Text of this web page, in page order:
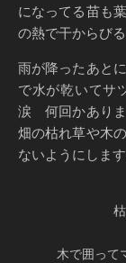
になってる苗も
の熱で干からび
雨が降ったあと
で水が乾いてサ
涙 何回かありま
畑の枯れ草や木
ないようにします
木で囲って